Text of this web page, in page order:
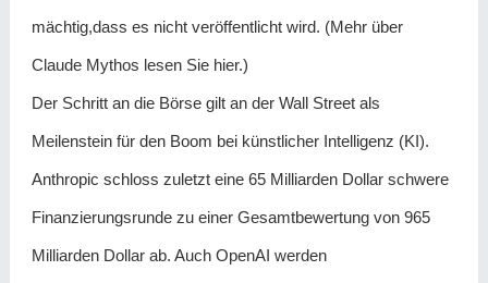
mächtig,dass es nicht veröffentlicht wird. (Mehr über
Claude Mythos lesen Sie hier.)
Der Schritt an die Börse gilt an der Wall Street als
Meilenstein für den Boom bei künstlicher Intelligenz (KI).
Anthropic schloss zuletzt eine 65 Milliarden Dollar schwere
Finanzierungsrunde zu einer Gesamtbewertung von 965
Milliarden Dollar ab. Auch OpenAI werden